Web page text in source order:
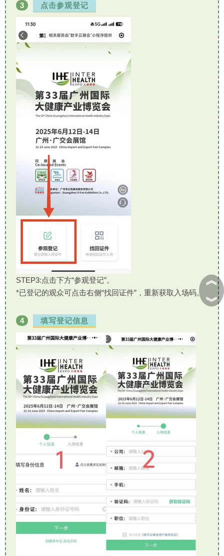
3 点击参观登记
STEP3:点击下方“参观登记”。
*已登记的观众可点击右侧“找回证件”，重新获取入场码。
4 填写登记信息
︽
︾